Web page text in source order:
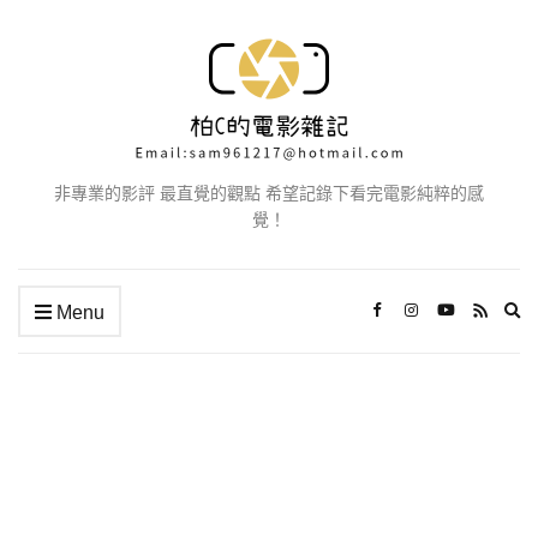
非專業的影評 最直覺的觀點 希望記錄下看完電影純粹的感
覺！
Menu